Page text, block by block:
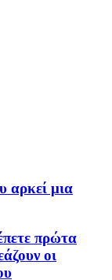
αρκεί μια
πρώτα
οι